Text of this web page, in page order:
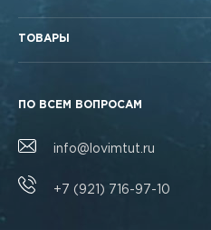
ТОВАРЫ
ПО ВСЕМ ВОПРОСАМ
info@lovimtut.ru
+7 (921) 716-97-10